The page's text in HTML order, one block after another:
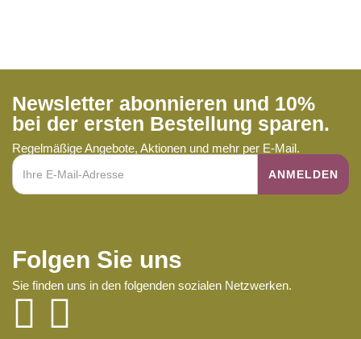
Newsletter abonnieren und 10%
bei der ersten Bestellung sparen.
Regelmäßige Angebote, Aktionen und mehr per E-Mail.
Folgen Sie uns
Sie finden uns in den folgenden sozialen Netzwerken.